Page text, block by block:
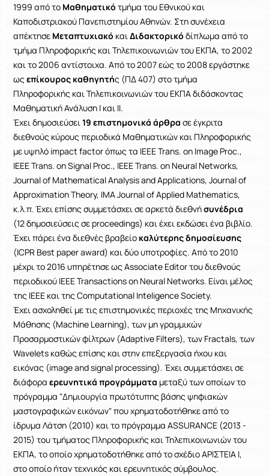
1999 από το Μαθηματικό τμήμα του Εθνικού και
Καποδιστριακού Πανεπιστημίου Αθηνών. Στη συνέχεια
απέκτησε Μεταπτυχιακό καιΔιδακτορικό δίπλωμα από το
τμήμα Πληροφορικής και Τηλεπικοινωνιών του ΕΚΠΑ, το 2002
και το 2006 αντίστοιχα. Από το 2007 εώς το 2008 εργάστηκε
ως επίκουρος καθηγητής (ΠΔ 407) στο τμήμα
Πληροφορικής και Τηλεπικοινωνιών του ΕΚΠΑ διδάσκοντας
Μαθηματική Ανάλυση Ι και ΙΙ.
Έχει δημοσιεύσει19 επιστημονικά άρθρα σε έγκριτα
διεθνούς κύρους περιοδικά Μαθηματικών και Πληροφορικής
με υψηλό impact factor όπως τα IEEE Trans. on Image Proc.,
IEEE Trans. on Signal Proc., IEEE Trans. on Neural Networks,
Journal of Mathematical Analysis and Applications, Journal of
Approximation Theory, IMA Journal of Applied Mathematics,
κ.λ.π. Έχει επίσης συμμετάσχει σε αρκετά διεθνήσυνέδρια
(12 δημοσιεύσεις σε proceedings) και έχει εκδώσει ένα βιβλίο.
Έχει πάρει ένα διεθνές βραβείο καλύτερης δημοσίευσης
(ICPR Best paper award) και δύο υποτροφίες. Από το 2010
μέχρι το 2016 υπηρέτησε ως Associate Editor του διεθνούς
περιοδικού IEEE Transactions on Neural Networks. Είναι μέλος
της ΙΕΕΕ και της Computational Inteligence Society.
Έχει ασχοληθεί με τις επιστημονικές περιοχές της Μηχανικής
Μάθησης (Machine Learning), των μη γραμμικών
Προσαρμοστικών φίλτρων (Adaptive Filters), των Fractals, των
Wavelets καθώς επίσης και στην επεξεργασία ήχου και
εικόνας (image and signal processing). Έχει συμμετάσχει σε
διάφορα ερευνητικά προγράμματα μεταξύ των οποίων το
πρόγραμμα "Δημιουργία πρωτότυπης βάσης ψηφιακών
μαστογραφικών εικόνων" που χρηματοδοτήθηκε από το
ίδρυμα Λάτση (2010) και το πρόγραμμα ASSURANCE (2013 -
2015) του τμήματος Πληροφορικής και Τηλεπικοινωνιών του
ΕΚΠΑ, το οποίο χρηματοδοτήθηκε από το σχέδιο ΑΡΙΣΤΕΙΑ Ι,
στο οποίο ήταν τεχνικός και ερευνητικός σύμβουλος.